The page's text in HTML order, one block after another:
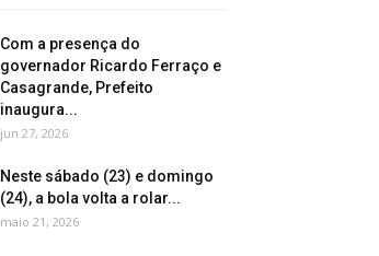
Com a presença do
governador Ricardo Ferraço e
Casagrande, Prefeito
inaugura...
jun 27, 2026
Neste sábado (23) e domingo
(24), a bola volta a rolar...
maio 21, 2026